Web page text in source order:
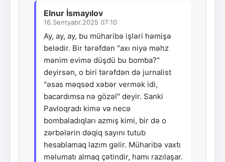
Elnur İsmayılov
16.Sentyabr.2025 07:10
Ay, ay, ay, bu müharibə işləri həmişə
belədir. Bir tərəfdən "axı niyə məhz
mənim evimə düşdü bu bomba?"
deyirsən, o biri tərəfdən də jurnalist
"əsas məqsəd xəbər vermək idi,
bacardımsa nə gözəl" deyir. Sanki
Pavloqradı kimə və necə
bombaladıqları azmış kimi, bir də o
zərbələrin dəqiq sayını tutub
hesablamaq lazım gəlir. Müharibə vaxtı
məlumatı almaq çətindir, hamı razılaşar.